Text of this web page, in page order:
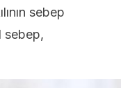
sebep
sebep,